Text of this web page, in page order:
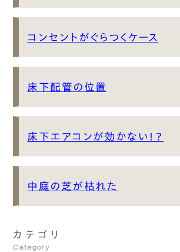
コンセントがぐらつくケース
床下配管の位置
床下エアコンが効かない！？
中庭の芝が枯れた
カテゴリ
Category